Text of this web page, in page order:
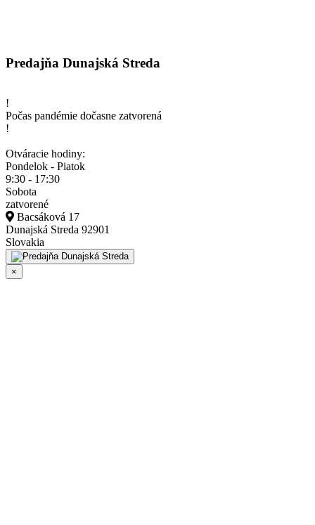
Predajňa Dunajská Streda
!
Počas pandémie dočasne zatvorená
!
Otváracie hodiny:
Pondelok - Piatok
9:30 - 17:30
Sobota
zatvorené
Bacsáková 17
Dunajská Streda 92901
Slovakia
×